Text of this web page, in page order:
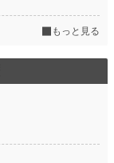
もっと見る